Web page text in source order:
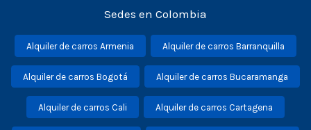
Sedes en Colombia
Alquiler de carros Armenia Alquiler de carros Barranquilla
Alquiler de carros Bogotá Alquiler de carros Bucaramanga
Alquiler de carros Cali Alquiler de carros Cartagena